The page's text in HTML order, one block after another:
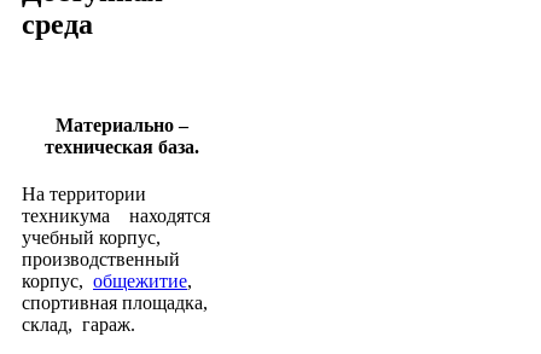
среда
Материально –
техническая база.
На территории
техникума находятся
учебный корпус,
производственный
корпус, общежитие,
спортивная площадка,
склад, гараж.